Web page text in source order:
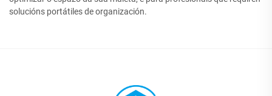
solucións portátiles de organización.